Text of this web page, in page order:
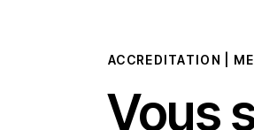
ACCREDITATION |
Vous